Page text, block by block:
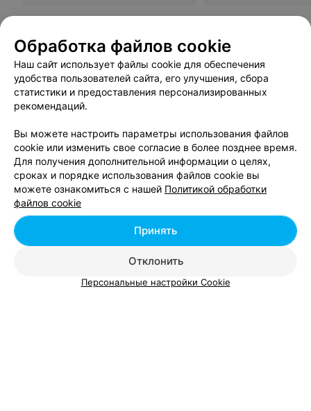
Поликлиника №2
Брест, ул. Белова, 2
Эндокринологический диспансер
Брест, ул. Сов.Конституции, 9 с 07:30
Вам будет интересно
Обработка файлов cookie
Наш сайт использует файлы cookie для обеспечения
удобства пользователей сайта, его улучшения, сбора
статистики и предоставления персонализированных
рекомендаций.
Вы можете настроить параметры использования файлов
cookie или изменить свое согласие в более позднее время.
Для получения дополнительной информации о целях,
сроках и порядке использования файлов cookie вы
можете ознакомиться с нашей Политикой обработки
файлов cookie
Отклонить
Принять
Персональные настройки Cookie